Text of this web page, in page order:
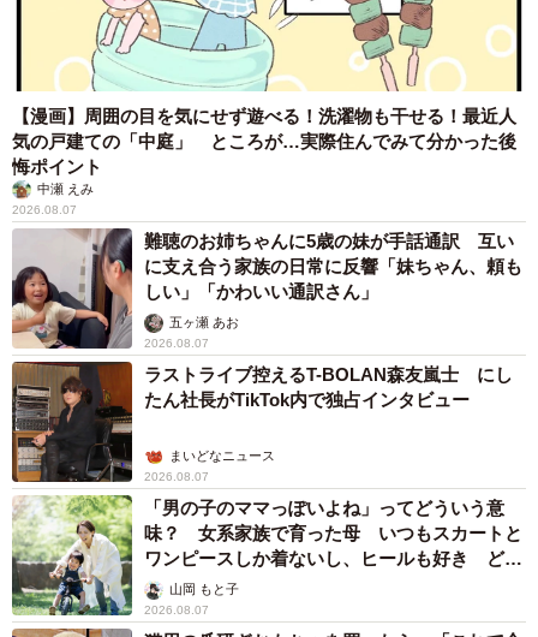
一般人の誹謗中傷を投稿したソーシャルメディア（提供画像）
なお、「一般人への誹謗中傷について投稿したソーシャル
メディア」については、「X（旧Twitter）」（38.6％）、
「匿名掲示板」（37.1%）、「ニュースメディアのコメン
ト欄（Yahoo!ニュースなど）」（10.0％）などが上位に挙
げられています。
◇ ◇
11/14
【漫画】周囲の目を気にせず遊べる！洗濯物も干せる！最近人
気の戸建ての「中庭」 ところが…実際住んでみて分かった後
悔ポイント
中瀬 えみ
2026.08.07
難聴のお姉ちゃんに5歳の妹が手話通訳 互い
に支え合う家族の日常に反響「妹ちゃん、頼も
しい」「かわいい通訳さん」
五ヶ瀬 あお
2026.08.07
ラストライブ控えるT-BOLAN森友嵐士 にし
たん社長がTikTok内で独占インタビュー
まいどなニュース
2026.08.07
「男の子のママっぽいよね」ってどういう意
味？ 女系家族で育った母 いつもスカートと
ワンピースしか着ないし、ヒールも好き どの
へんが…
山岡 もと子
2026.08.07